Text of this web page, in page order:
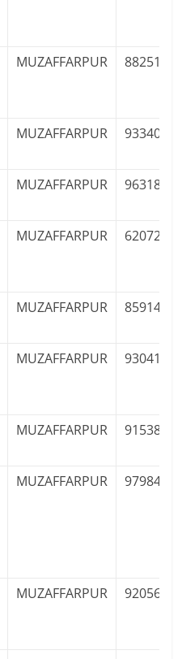
MUZAFFARPUR
MUZAFFARPUR
MUZAFFARPUR
MUZAFFARPUR
MUZAFFARPUR
MUZAFFARPUR
MUZAFFARPUR
MUZAFFARPUR
MUZAFFARPUR